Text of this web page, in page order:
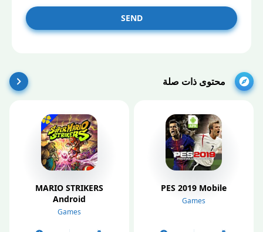
SEND
محتوى ذات صلة
PES 2019 Mobile
Games
MARIO STRIKERS
Android
Games